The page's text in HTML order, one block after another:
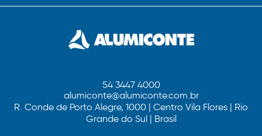
54 3447 4000
alumiconte@alumiconte.com.br
R. Conde de Porto Alegre, 1000 | Centro Vila Flores | Rio
Grande do Sul | Brasil